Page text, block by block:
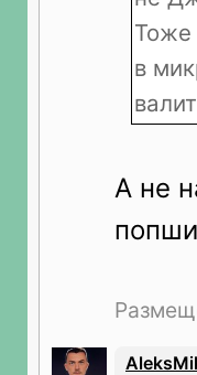
Тоже
в
А не